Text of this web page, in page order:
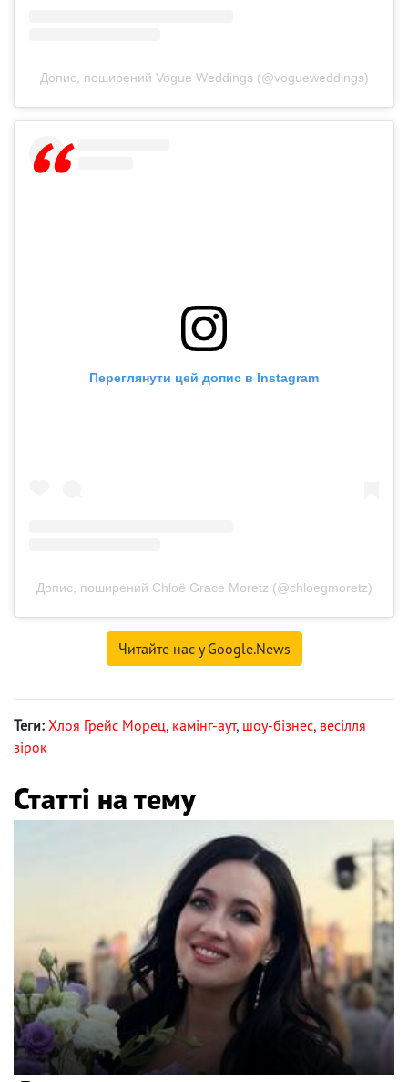
Допис, поширений Vogue Weddings (@vogueweddings)
Переглянути цей допис в Instagram
Допис, поширений Chloë Grace Moretz (@chloegmoretz)
Читайте нас у Google.News
Теги: Хлоя Грейс Морец, камінг-аут, шоу-бізнес, весілля
зірок
Статті на тему